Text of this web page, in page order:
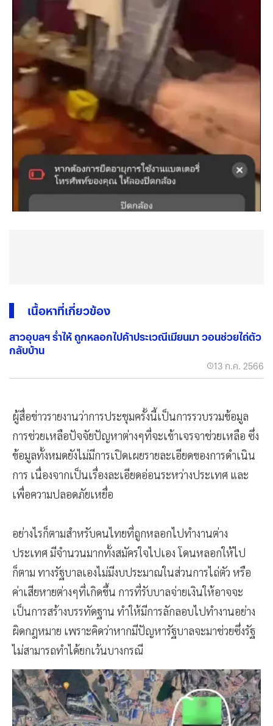
เนื้อหาที่เกี่ยวข้อง
สาวอุบลฯ ร่ำไห้ ถูกหลอกไปค้าประเวณีเมียนมา วอนช่วยไถ่ตัว
กลับบ้าน
13 ก.ค. 2566
ผู้สื่อข่าวรายงานว่าการประชุมครั้งนี้เป็นการรวบรวมข้อมูล
การช่วยเหลือปัจจัยปัญหาต่างๆที่จะเข้าเจรจาช่วยเหลือ ซึ่ง
ข้อมูลทั้งหมดยังไม่มีการเปิดเผยรายละเอียดของการดำเนิน
การ เนื่องจากเป็นเรื่องละเอียดอ่อนระหว่างประเทศ และ
เพื่อความปลอดภัยเหยื่อ
อย่างไรก็ตามสำหรับคนไทยที่ถูกหลอกไปทำงานต่าง
ประเทศ มีจำนวนมากทั้งสมัครใจไปเอง โดนหลอกให้ไป
ก็ตาม ทางรัฐบาลเองไม่มีงบประมาณในส่วนการไถ่ตัว หรือ
ค่าเสียหายต่างๆที่เกิดขึ้น การที่รับบาลจ่ายเงินให้อาจจะ
เป็นการสร้างบรรทัดฐาน ทำให้มีการลักลอบไปทำงานอย่าง
ผิดกฎหมาย เพราะคิดว่าหากมีปัญหารัฐบาลจะมาช่วยซึ่งรัฐ
ไม่สามารถทำได้ยกเว้นบางกรณี